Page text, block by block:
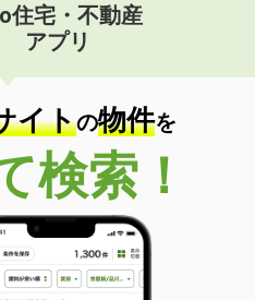
住宅・不動産
アプリ
イトの物件を
検索！